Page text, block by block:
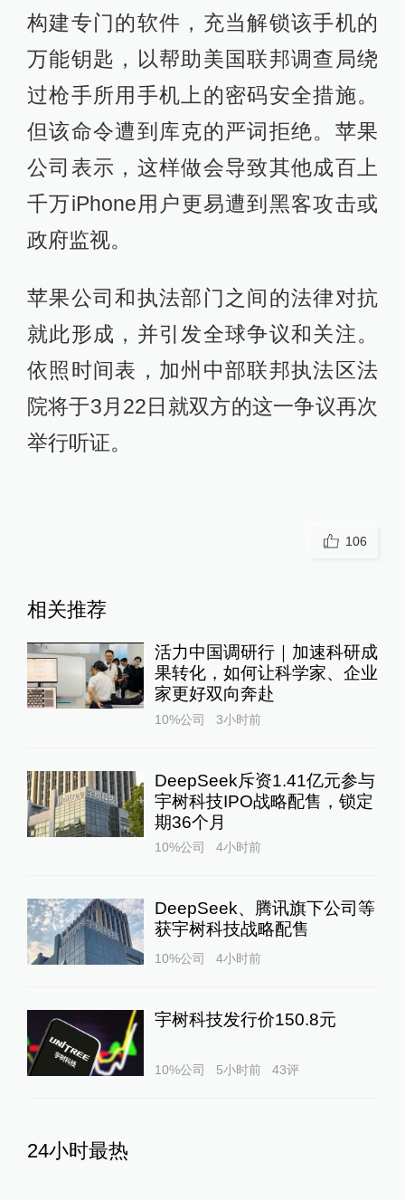
构建专门的软件，充当解锁该手机的
万能钥匙，以帮助美国联邦调查局绕
过枪手所用手机上的密码安全措施。
但该命令遭到库克的严词拒绝。苹果
公司表示，这样做会导致其他成百上
千万iPhone用户更易遭到黑客攻击或
政府监视。
苹果公司和执法部门之间的法律对抗
就此形成，并引发全球争议和关注。
依照时间表，加州中部联邦执法区法
院将于3月22日就双方的这一争议再次
举行听证。
106
相关推荐
活力中国调研行｜加速科研成
果转化，如何让科学家、企业
家更好双向奔赴
10%公司 3小时前
DeepSeek斥资1.41亿元参与
宇树科技IPO战略配售，锁定
期36个月
10%公司 4小时前
DeepSeek、腾讯旗下公司等
获宇树科技战略配售
10%公司 4小时前
宇树科技发行价150.8元
10%公司 5小时前 43评
24小时最热